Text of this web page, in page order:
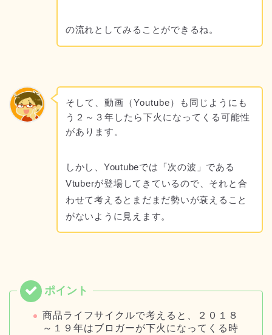
の流れとしてみることができるね。
そして、動画（Youtube）も同じようにも
う２～３年したら下火になってくる可能性
があります。
しかし、Youtubeでは「次の波」である
Vtuberが登場してきているので、それと合
わせて考えるとまだまだ勢いが衰えること
がないように見えます。
商品ライフサイクルで考えると、２０１８
～１９年はブロガーが下火になってくる時